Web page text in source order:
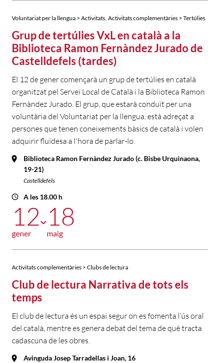
Voluntariat per la llengua > Activitats Activitats complementàries > Tertúlies
Grup de tertúlies VxL en català a la
Biblioteca Ramon Fernàndez Jurado de
Castelldefels (tardes)
El 12 de gener començarà un grup de tertúlies en català
organitzat pel Servei Local de Català i la Biblioteca Ramon
Fernàndez Jurado. El grup, que estarà conduït per una
voluntària del Voluntariat per la llengua, està adreçat a
persones que tenen coneixements bàsics de català i volen
adquirir fluïdesa a l'hora de parlar-lo.
Biblioteca Ramon Fernàndez Jurado (c. Bisbe Urquinaona,
19-21)
Castelldefels
A les 18.00 h
12
gener
18
maig
Activitats complementàries > Clubs de lectura
Club de lectura Narrativa de tots els
temps
El club de lectura és un espai segur on es fomenta l’ús oral
del català, mentre es genera debat del tema de què tracta
cadascuna de les obres.
Avinguda Josep Tarradellas i Joan, 16